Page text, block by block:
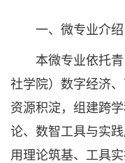
一、微专业介绍
本微专业依托青
社学院）数字经济
资源积淀，组建跨
论、数智工具与实
用理论筑基、工具